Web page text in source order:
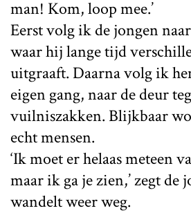
man! Kom, loop mee.’
Eerst volg ik de jongen
waar hij lange tijd
uitgraaft. Daarna volg ik
eigen gang, naar de deur
vuilniszakken. Blijkbaar
echt mensen.
‘Ik moet er helaas meteen
maar ik ga je zien,’ zegt de
wandelt weer weg.